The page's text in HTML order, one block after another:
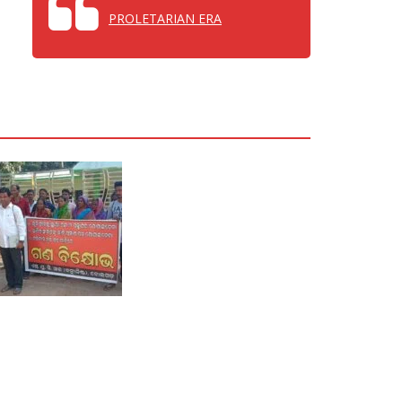
PROLETARIAN ERA